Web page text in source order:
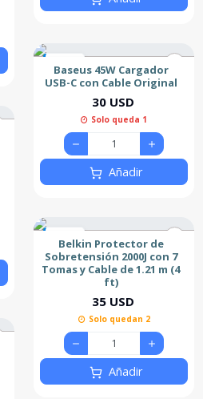
Baseus 45W Cargador
USB-C con Cable Original
30 USD
Solo queda 1
Añadir
Belkin Protector de
Sobretensión 2000J con 7
Tomas y Cable de 1.21 m (4
ft)
35 USD
Solo quedan 2
Añadir